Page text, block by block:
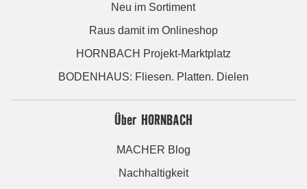
Neu im Sortiment
Raus damit im Onlineshop
HORNBACH Projekt-Marktplatz
BODENHAUS: Fliesen. Platten. Dielen
Über HORNBACH
MACHER Blog
Nachhaltigkeit